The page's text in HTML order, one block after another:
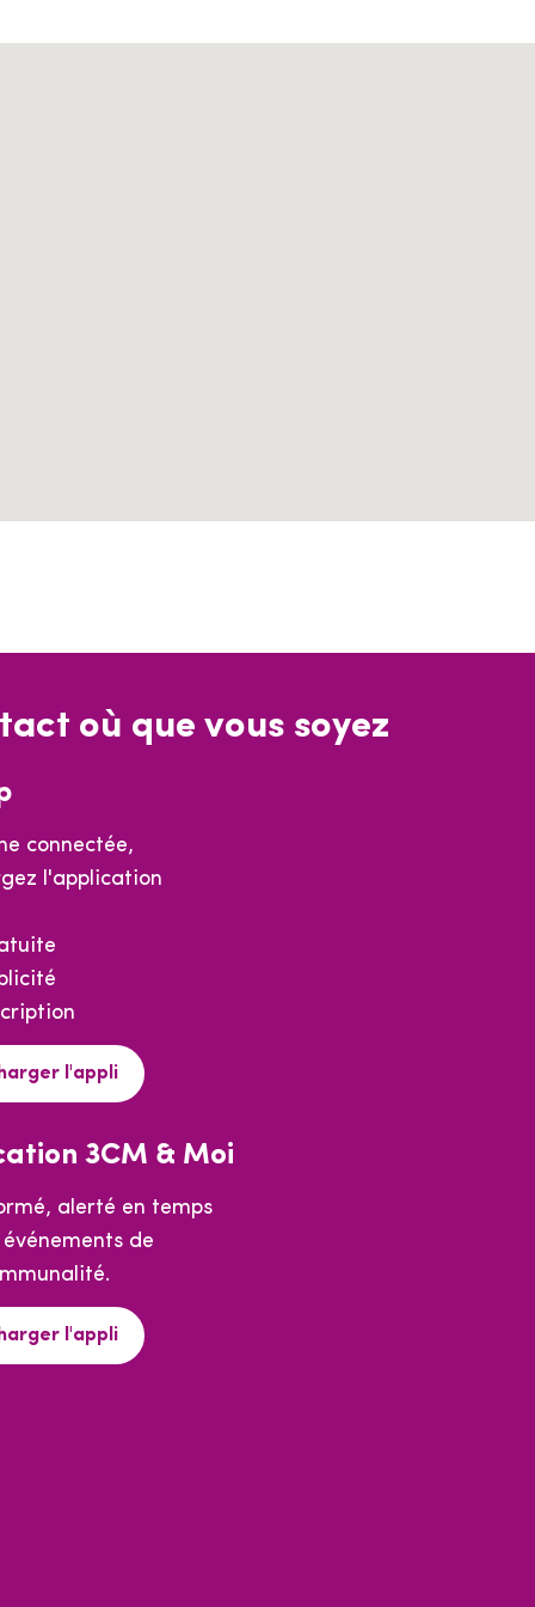
où que vous soyez
connectée,
l'application
l'appli
3CM & Moi
alerté en temps
de
l'appli